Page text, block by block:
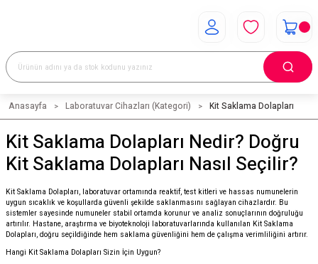
Anasayfa Laboratuvar Cihazları (Kategori) Kit Saklama Dolapları
Kit Saklama Dolapları Nedir? Doğru
Kit Saklama Dolapları Nasıl Seçilir?
Kit Saklama Dolapları, laboratuvar ortamında reaktif, test kitleri ve hassas numunelerin
uygun sıcaklık ve koşullarda güvenli şekilde saklanmasını sağlayan cihazlardır. Bu
sistemler sayesinde numuneler stabil ortamda korunur ve analiz sonuçlarının doğruluğu
artırılır. Hastane, araştırma ve biyoteknoloji laboratuvarlarında kullanılan Kit Saklama
Dolapları, doğru seçildiğinde hem saklama güvenliğini hem de çalışma verimliliğini artırır.
Hangi Kit Saklama Dolapları Sizin İçin Uygun?